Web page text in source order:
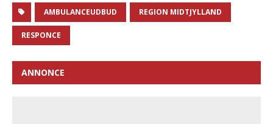
AMBULANCEUDBUD REGION MIDTJYLLAND
RESPONCE
ANNONCE